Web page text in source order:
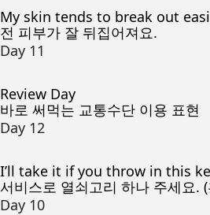
My skin tends to break out
전 피부가 잘 뒤집어져요.
Day 11
Review Day
바로 써먹는 교통수단 이용 표현
Day 12
I’ll take it if you throw in this
서비스로 열쇠고리 하나 주세요.
Day 10